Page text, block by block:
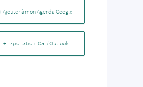
Ajouter à mon Agenda Google
+ Exportation iCal / Outlook